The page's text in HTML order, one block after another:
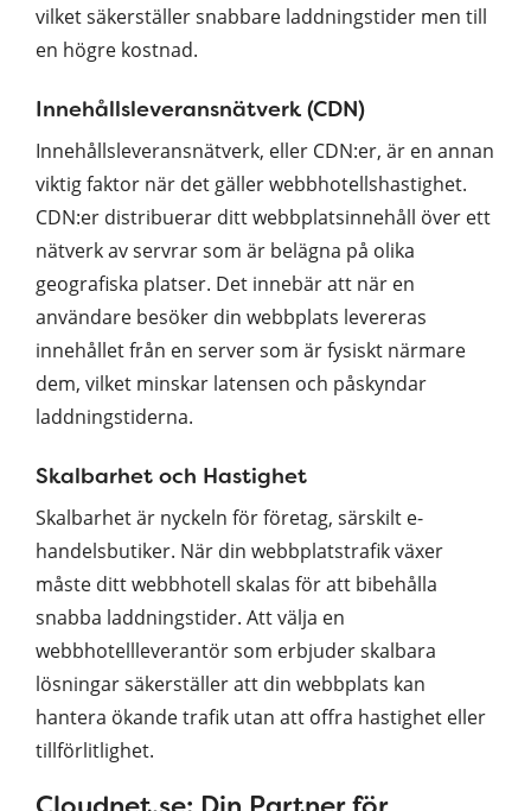
vilket säkerställer snabbare laddningstider men till
en högre kostnad.
Innehållsleveransnätverk (CDN)
Innehållsleveransnätverk, eller CDN:er, är en annan
viktig faktor när det gäller webbhotellshastighet.
CDN:er distribuerar ditt webbplatsinnehåll över ett
nätverk av servrar som är belägna på olika
geografiska platser. Det innebär att när en
användare besöker din webbplats levereras
innehållet från en server som är fysiskt närmare
dem, vilket minskar latensen och påskyndar
laddningstiderna.
Skalbarhet och Hastighet
Skalbarhet är nyckeln för företag, särskilt e-
handelsbutiker. När din webbplatstrafik växer
måste ditt webbhotell skalas för att bibehålla
snabba laddningstider. Att välja en
webbhotellleverantör som erbjuder skalbara
lösningar säkerställer att din webbplats kan
hantera ökande trafik utan att offra hastighet eller
tillförlitlighet.